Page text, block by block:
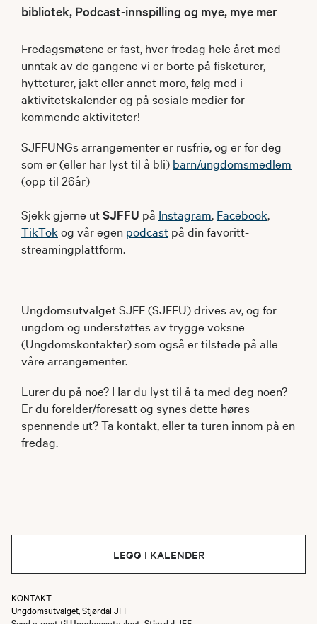
bibliotek, Podcast-innspilling og mye, mye mer
Fredagsmøtene er fast, hver fredag hele året med
unntak av de gangene vi er borte på fisketurer,
hytteturer, jakt eller annet moro, følg med i
aktivitetskalender og på sosiale medier for
kommende aktiviteter!
SJFFUNGs arrangementer er rusfrie, og er for deg
som er (eller har lyst til å bli) barn/ungdomsmedlem
(opp til 26år)
Sjekk gjerne utSJFFU på Instagram, Facebook,
TikTok og vår egen podcast på din favoritt-
streamingplattform.
Ungdomsutvalget SJFF (SJFFU) drives av, og for
ungdom og understøttes av trygge voksne
(Ungdomskontakter) som også er tilstede på alle
våre arrangementer.
Lurer du på noe? Har du lyst til å ta med deg noen?
Er du forelder/foresatt og synes dette høres
spennende ut? Ta kontakt, eller ta turen innom på en
fredag.
LEGG I KALENDER
KONTAKT
Ungdomsutvalget, Stjørdal JFF